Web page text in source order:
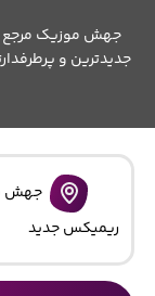
جهش موزیک مرجع
جدیدترین و
جهش
ریمیکس جدید